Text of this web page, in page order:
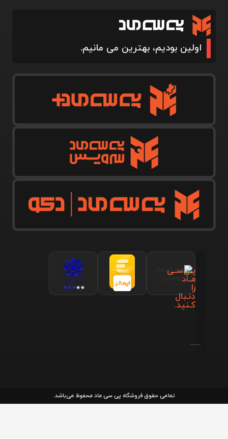
اولین بودیم، بهترین می مانیم.
پـی‌سـی
مـاد
را
دنـبال
کـنید.
تمامی حقوق فروشگاه پی سی ماد محفوظ می‌باشد.